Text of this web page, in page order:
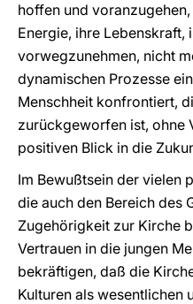
hoffen und
Energie, ihre Lebenskraft,
vorwegzunehmen, nicht
dynamischen Prozesse
Menschheit konfrontiert,
zurückgeworfen ist, ohne
positiven Blick in die
Im Bewußtsein der vielen
die auch den Bereich des
Zugehörigkeit zur Kirche
Vertrauen in die jungen
bekräftigen, daß die
Kulturen als wesentlichen